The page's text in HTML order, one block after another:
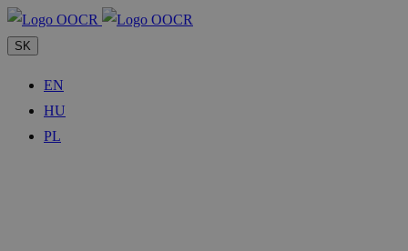
SK
EN
HU
PL